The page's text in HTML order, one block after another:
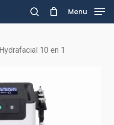
search
Menu
Hydrafacial 10 en 1